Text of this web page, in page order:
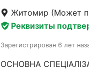
Житомир (Может
Реквизиты
Зарегистрирован 6 лет
ОСНОВНА